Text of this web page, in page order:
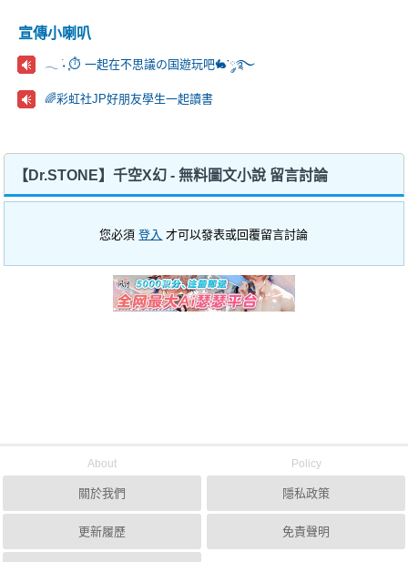
宣傳小喇叭
𓂃 ࣪˖ ִֶָ⏱️ 一起在不思議の国遊玩吧🐇་༘࿐
🌈彩虹社JP好朋友學生一起讀書
【Dr.STONE】千空X幻 - 無料圖文小說 留言討論
您必須登入 才可以發表或回覆留言討論
About
關於我們
更新履歷
Policy
隱私政策
免責聲明